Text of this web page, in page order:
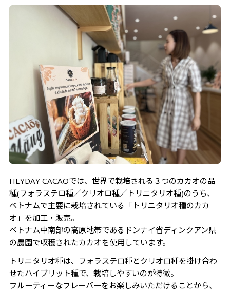
HEYDAY CACAOでは、世界で栽培される３つのカカオの品
種(フォラステロ種／クリオロ種／トリニタリオ種)のうち、
ベトナムで主要に栽培されている「トリニタリオ種のカカ
オ」を加工・販売。
ベトナム中南部の高原地帯であるドンナイ省ディンクアン県
の農園で収穫されたカカオを使用しています。
トリニタリオ種は、フォラステロ種とクリオロ種を掛け合わ
せたハイブリット種で、栽培しやすいのが特徴。
フルーティーなフレーバーをお楽しみいただけることから、